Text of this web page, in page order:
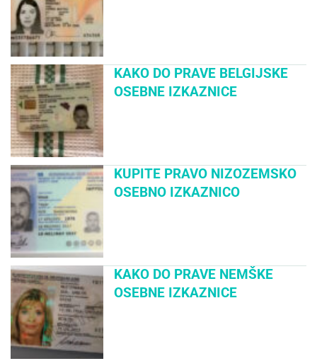
KAKO DO PRAVE BELGIJSKE
OSEBNE IZKAZNICE
KUPITE PRAVO NIZOZEMSKO
OSEBNO IZKAZNICO
KAKO DO PRAVE NEMŠKE
OSEBNE IZKAZNICE